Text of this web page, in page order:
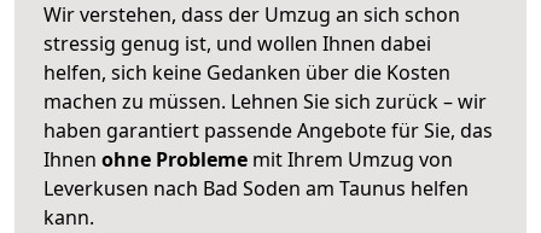
Wir verstehen, dass der Umzug an sich schon
stressig genug ist, und wollen Ihnen dabei
helfen, sich keine Gedanken über die Kosten
machen zu müssen. Lehnen Sie sich zurück – wir
haben garantiert passende Angebote für Sie, das
Ihnen ohne Probleme mit Ihrem Umzug von
Leverkusen nach Bad Soden am Taunus helfen
kann.